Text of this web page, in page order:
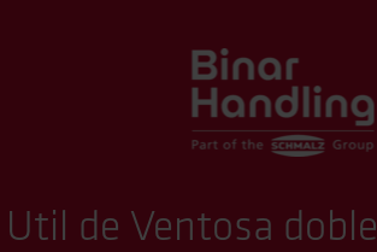
Util de Ventosa doble